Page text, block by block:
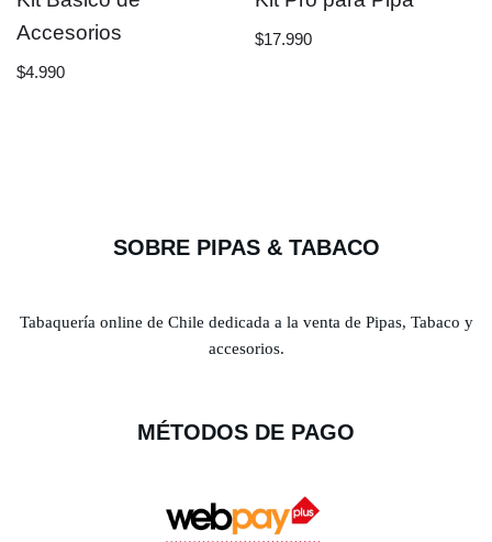
Accesorios
$4.990
$17.990
SOBRE PIPAS & TABACO
Tabaquería online de Chile dedicada a la venta de Pipas, Tabaco y
accesorios.
MÉTODOS DE PAGO